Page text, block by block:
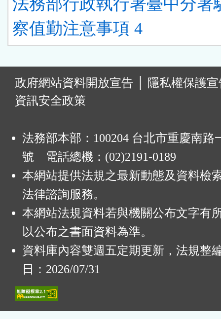
法務部行政執行署臺中分署
察值勤注意事項 4
政府網站資料開放宣告
隱私權保護
資訊安全政策
法務部本部：100204 台北市重慶南路
號 電話總機：(02)2191-0189
本網站提供法規之最新動態及資料檢
法律諮詢服務。
本網站法規資料若與機關公布文字有
以公布之書面資料為準。
資料庫內容雙週五定期更新，法規整
日：2026/07/31